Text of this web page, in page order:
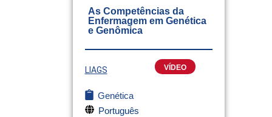
As Competências da
Enfermagem em Genética
e Genômica
LIAGS VÍDEO
Genética
Português